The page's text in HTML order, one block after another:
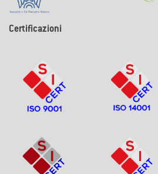
Certificazioni